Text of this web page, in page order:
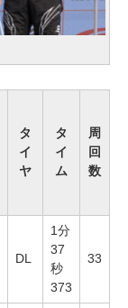
タ
イ
ヤ
タ
イ
ム
周
回
数
DL
1分
37
秒
373
33